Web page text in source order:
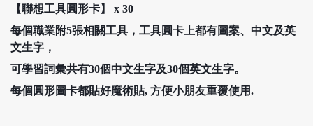
【聯想工具圓形卡】
x 30
每個職業附5張相關工具，工具圓卡上都有圖案、中文及英
文生字，
可學習詞彙共有30個中文生字及30個英文生字。
每個圓形圖卡都貼好魔術貼, 方便小朋友重覆使用.